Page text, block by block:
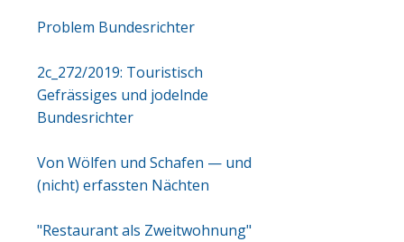
Problem Bundesrichter
2c_272/2019: Touristisch
Gefrässiges und jodelnde
Bundesrichter
Von Wölfen und Schafen — und
(nicht) erfassten Nächten
"Restaurant als Zweitwohnung"